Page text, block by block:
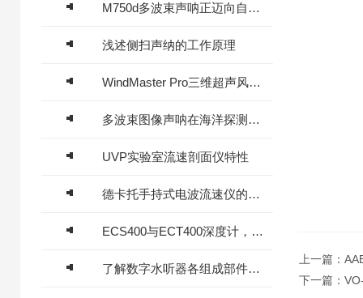
M750d多波束声呐正迈向自动化与智能化
浅述侧扫声纳的工作原理
WindMaster Pro三维超声风速风向传感器主要技术参数
多波束图像声呐在海洋探测中的作用及使用注意事项
UVP实验室流速剖面仪特性
德卡托手持式电波流速仪的电磁损耗形式分享
ECS400与ECT400深度计，高精度测量表计
了解数字水听器各组成部件功能特点才能更好的使用它
上一篇：
下一篇：